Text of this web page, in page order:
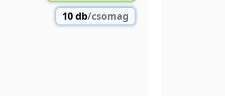
10 db/csomag